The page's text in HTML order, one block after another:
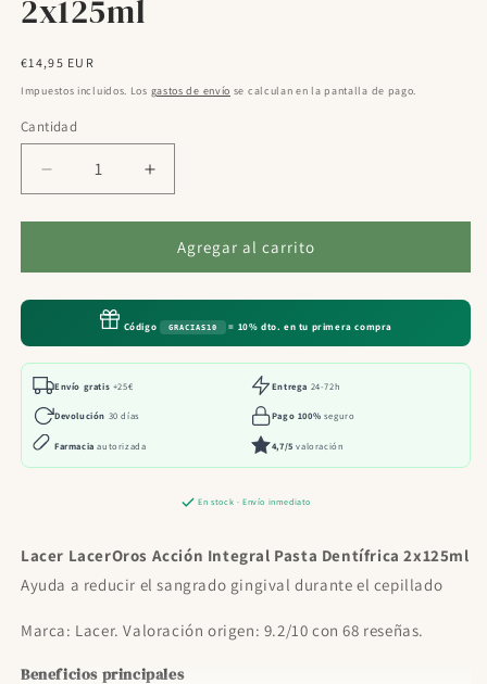
2x125ml
Precio
habitual
€14,95 EUR
Impuestos incluidos. Los gastos de envío se calculan en la pantalla de pago.
Cantidad
Reducir
cantidad
para
LacerOros
Integral
Dentífrica
2x125ml
Aumentar
cantidad
para
Lacer
LacerOros
Integral
Pasta
Dentífrica
Agregar al carrito
Código GRACIAS10 = 10% dto. en tu primera compra
Envío gratis +25€ Entrega 24-72h
Devolución 30 días Pago 100% seguro
Farmacia autorizada 4,7/5 valoración
En stock · Envío inmediato
Lacer LacerOros Acción Integral Pasta Dentífrica 2x125ml
Ayuda a reducir el sangrado gingival durante el cepillado
Marca: Lacer. Valoración origen: 9.2/10 con 68 reseñas.
Beneficios principales